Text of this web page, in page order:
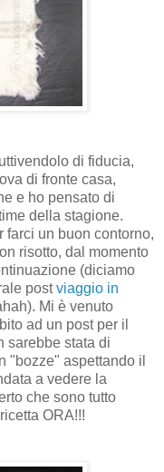
di fiducia,
di fronte casa,
e ho pensato di
della stagione.
farci un buon contorno,
risotto, dal momento
(diciamo
postviaggio in
Mi è venuto
ad un post per il
sarebbe stata di
"bozze" aspettando il
a vedere la
che sono tutto
ORA!!!